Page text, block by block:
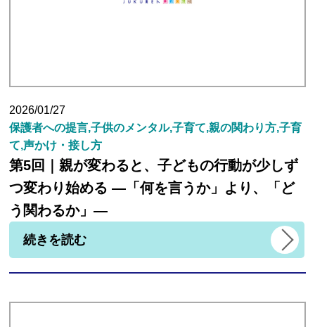
2026/01/27
保護者への提言,子供のメンタル,子育て,親の関わり方,子育
て,声かけ・接し方
第5回｜親が変わると、子どもの行動が少しず
つ変わり始める ―「何を言うか」より、「ど
う関わるか」―
続きを読む